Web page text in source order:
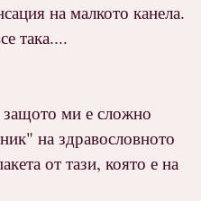
на малкото канела.
така....
защото ми е сложно
на здравословното
от тази, която е на